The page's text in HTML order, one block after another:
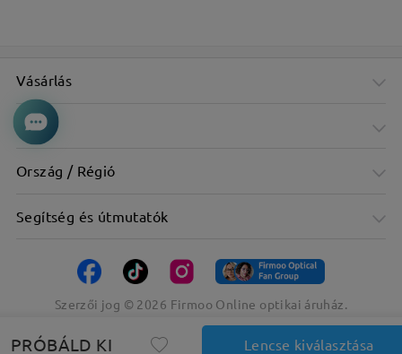
PRÓBÁLD KI Lencse kiválasztása
Vásárlás
Cég
Ország / Régió
Segítség és útmutatók
Szerzői jog © 2026 Firmoo Online optikai áruház.